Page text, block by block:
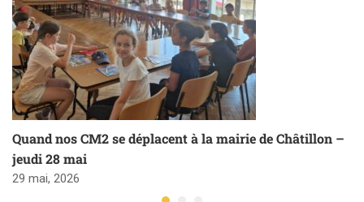
Quand nos CM2 se déplacent à la mairie de Châtillon –
jeudi 28 mai
29 mai, 2026